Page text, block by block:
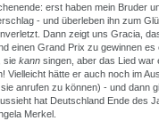
erst haben mein Bruder
- und überleben ihn zum
Dann zeigt uns Gracia,
einen Grand Prix zu gewinnen
sie kann singen, aber das Lied war
Vielleicht hätte er auch noch im
anrufen zu können) - und dann
hat Deutschland Ende des
Merkel.